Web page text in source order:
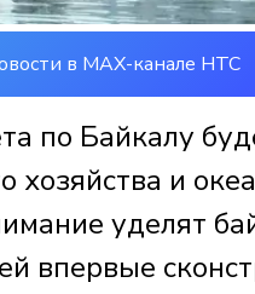
в MAX-канале НТС
по Байкалу
хозяйства и
уделят
впервые